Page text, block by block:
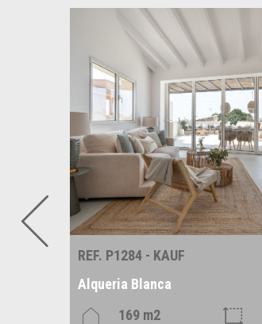
REF. P1284 - KAUF
Alqueria Blanca
169 m2